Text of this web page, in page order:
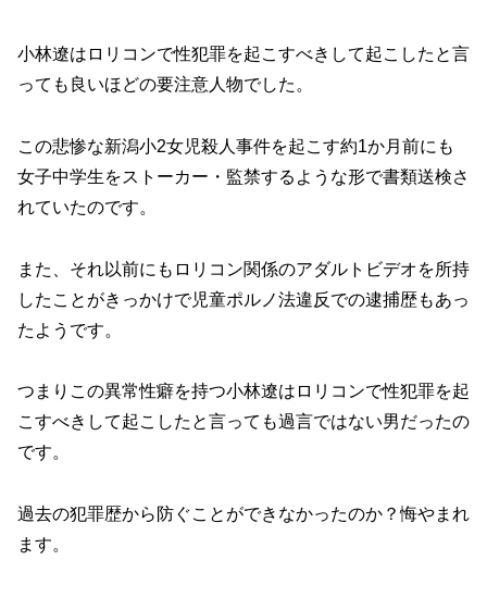
小林遼はロリコンで性犯罪を起こすべきして起こしたと言
っても良いほどの要注意人物でした。
この悲惨な新潟小2女児殺人事件を起こす約1か月前にも
女子中学生をストーカー・監禁するような形で書類送検さ
れていたのです。
また、それ以前にもロリコン関係のアダルトビデオを所持
したことがきっかけで児童ポルノ法違反での逮捕歴もあっ
たようです。
つまりこの異常性癖を持つ小林遼はロリコンで性犯罪を起
こすべきして起こしたと言っても過言ではない男だったの
です。
過去の犯罪歴から防ぐことができなかったのか？悔やまれ
ます。